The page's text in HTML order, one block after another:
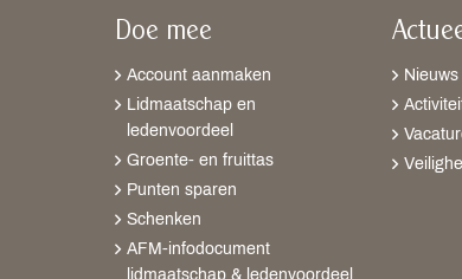
Doe mee
Account aanmaken
Lidmaatschap en
ledenvoordeel
Groente- en fruittas
Punten sparen
Schenken
AFM-infodocument
lidmaatschap & ledenvoordeel
Nieuws